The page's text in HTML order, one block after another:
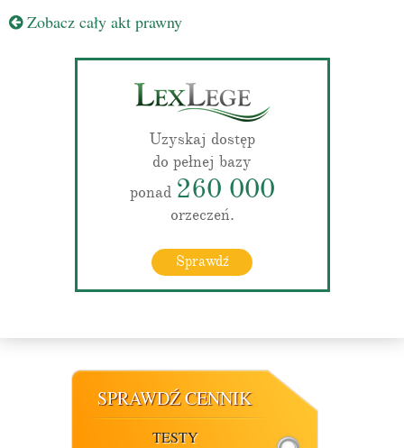
Zobacz cały akt prawny
Uzyskaj dostęp
do pełnej bazy
ponad 260 000
orzeczeń.
Sprawdź
SPRAWDŹ CENNIK
TESTY